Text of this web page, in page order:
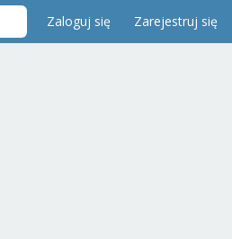
Zaloguj się Zarejestruj się